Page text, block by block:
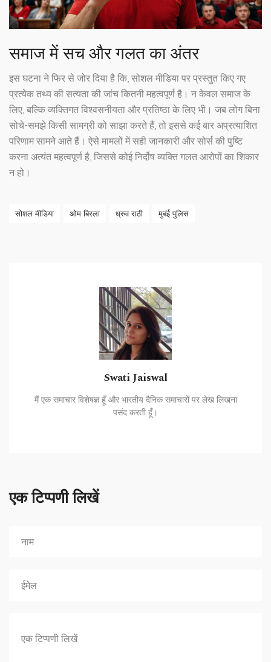
समाज में सच और गलत का अंतर
इस घटना ने फिर से जोर दिया है कि, सोशल मीडिया पर प्रस्तुत किए गए
प्रत्येक तथ्य की सत्यता की जांच कितनी महत्वपूर्ण है। न केवल समाज के
लिए, बल्कि व्यक्तिगत विश्वसनीयता और प्रतिष्ठा के लिए भी। जब लोग बिना
सोचे-समझे किसी सामग्री को साझा करते हैं, तो इससे कई बार अप्रत्याशित
परिणाम सामने आते हैं। ऐसे मामलों में सही जानकारी और सोर्स की पुष्टि
करना अत्यंत महत्वपूर्ण है, जिससे कोई निर्दोष व्यक्ति गलत आरोपों का शिकार
न हो।
सोशल मीडिया ओम बिरला ध्रुव राठी मुबंई पुलिस
Swati Jaiswal
मैं एक समाचार विशेषज्ञ हूँ और भारतीय दैनिक समाचारों पर लेख लिखना
पसंद करती हूँ।
एक टिप्पणी लिखें